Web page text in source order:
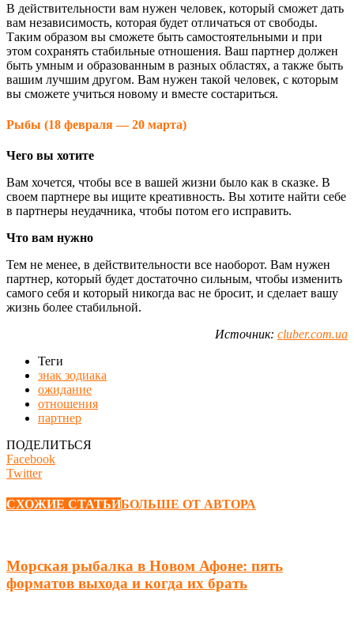
В действительности вам нужен человек, который сможет дать
вам независимость, которая будет отличаться от свободы.
Таким образом вы сможете быть самостоятельными и при
этом сохранять стабильные отношения. Ваш партнер должен
быть умным и образованным в разных областях, а также быть
вашим лучшим другом. Вам нужен такой человек, с которым
вы сможете учиться новому и вместе состариться.
Рыбы (18 февраля — 20 марта)
Чего вы хотите
Вам хочется, чтобы все в вашей жизни было как в сказке. В
своем партнере вы ищите креативность. Вы хотите найти себе
в партнеры неудачника, чтобы потом его исправить.
Что вам нужно
Тем не менее, в действительности все наоборот. Вам нужен
партнер, который будет достаточно сильным, чтобы изменить
самого себя и который никогда вас не бросит, и сделает вашу
жизнь более стабильной.
Источник: cluber.com.ua
Теги
знак зодиака
ожидание
отношения
партнер
ПОДЕЛИТЬСЯ
Facebook
Twitter
СХОЖИЕ СТАТЬИБОЛЬШЕ ОТ АВТОРА
Морская рыбалка в Новом Афоне: пять
форматов выхода и когда их брать